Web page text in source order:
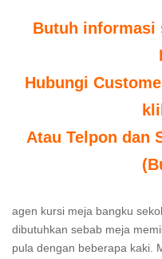
Butuh informasi
Hubungi
Atau Telpon dan
agen kursi meja bangku
dibutuhkan sebab meja
pula dengan beberapa kaki.